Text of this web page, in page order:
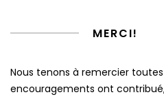
MERCI!
Nous tenons à remercier
encouragements ont